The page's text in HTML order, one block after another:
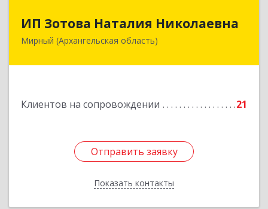
ИП Зотова Наталия Николаевна
Мирный (Архангельская область)
Клиентов на сопровождении 21
Отправить заявку
Показать контакты
164170, г.Мирный, Архангельской обл.,
Отправить заявку
Назад